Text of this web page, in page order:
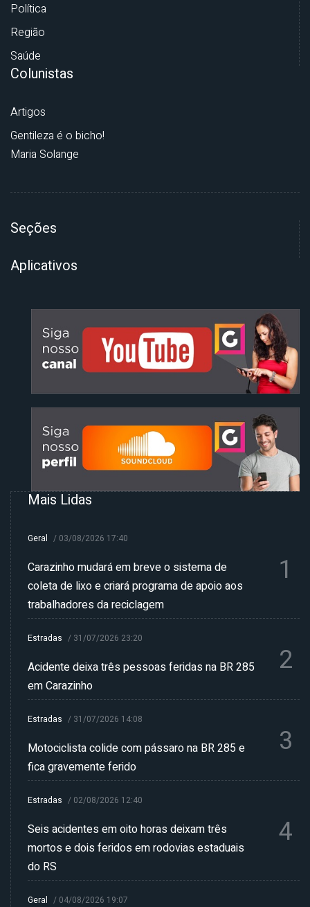
Política
Região
Saúde
Colunistas
Artigos
Gentileza é o bicho!
Maria Solange
Seções
Aplicativos
Mais Lidas
Geral / 03/08/2026 17:40
Carazinho mudará em breve o sistema de
coleta de lixo e criará programa de apoio aos
trabalhadores da reciclagem
1
Estradas / 31/07/2026 23:20
Acidente deixa três pessoas feridas na BR 285
em Carazinho
2
Estradas / 31/07/2026 14:08
Motociclista colide com pássaro na BR 285 e
fica gravemente ferido
3
Estradas / 02/08/2026 12:40
Seis acidentes em oito horas deixam três
mortos e dois feridos em rodovias estaduais
do RS
4
Geral / 04/08/2026 19:07